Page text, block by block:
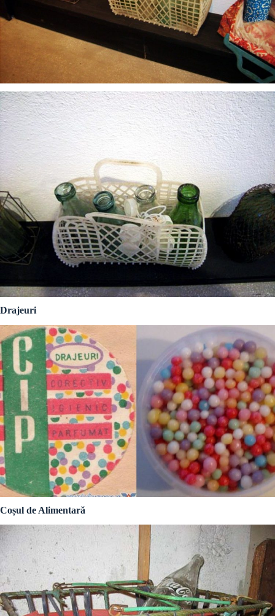
Drajeuri
Coșul de Alimentară